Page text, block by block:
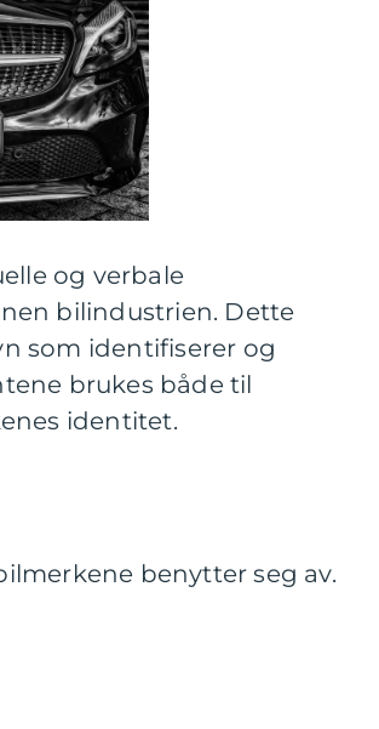
og verbale
bilindustrien. Dette
som identifiserer og
brukes både til
identitet.
benytter seg av.